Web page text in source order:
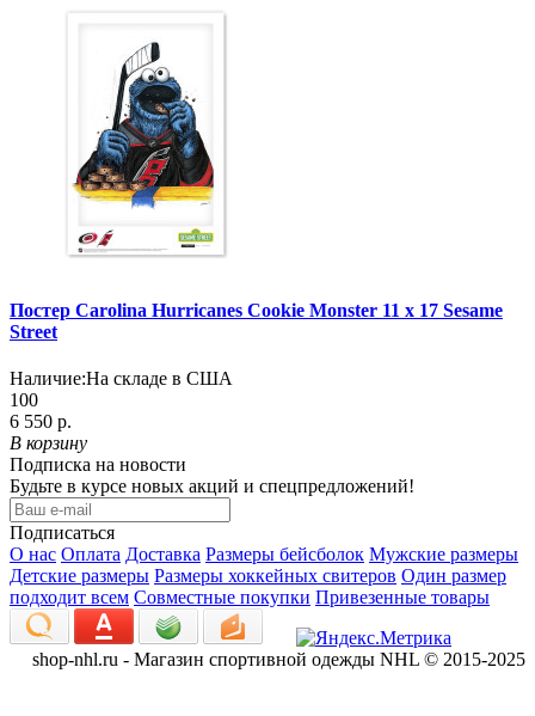
Постер Carolina Hurricanes Cookie Monster 11 x 17 Sesame
Street
Наличие:На складе в США
100
6 550 р.
В корзину
Подписка на новости
Будьте в курсе новых акций и спецпредложений!
Подписаться
О нас Оплата Доставка Размеры бейсболок Мужские размеры
Детские размеры Размеры хоккейных свитеров Один размер
подходит всем Совместные покупки Привезенные товары
shop-nhl.ru - Магазин спортивной одежды NHL © 2015-2025